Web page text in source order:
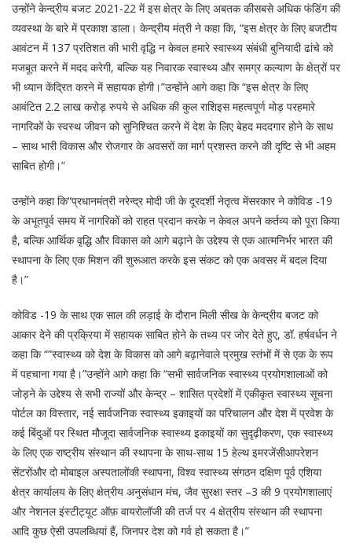
उन्होंने केन्द्रीय बजट 2021-22 में इस क्षेत्र के लिए अबतक कीसबसे अधिक फंडिंग की
व्यवस्था के बारे में प्रकाश डाला। केन्द्रीय मंत्री ने कहा कि, “इस क्षेत्र के लिए बजटीय
आवंटन में 137 प्रतिशत की भारी वृद्धि न केवल हमारे स्वास्थ्य संबंधी बुनियादी ढांचे को
मजबूत करने में मदद करेगी, बल्कि यह निवारक स्वास्थ्य और समग्र कल्याण के क्षेत्रों पर
भी ध्यान केंद्रित करने में सहायक होगी।”उन्होंने आगे कहा कि “इस क्षेत्र के लिए
आवंटित 2.2 लाख करोड़ रुपये से अधिक की कुल राशिइस महत्वपूर्ण मोड़ परहमारे
नागरिकों के स्वस्थ जीवन को सुनिश्चित करने में देश के लिए बेहद मददगार होने के साथ
– साथ भारी विकास और रोजगार के अवसरों का मार्ग प्रशस्त करने की दृष्टि से भी अहम
साबित होगी।”
उन्होंने कहा कि“प्रधानमंत्री नरेन्द्र मोदी जी के दूरदर्शी नेतृत्व मेंसरकार ने कोविड -19
के अभूतपूर्व समय में नागरिकों को राहत प्रदान करके न केवल अपने कर्तव्य को पूरा किया
है, बल्कि आर्थिक वृद्धि और विकास को आगे बढ़ाने के उद्देश्य से एक आत्मनिर्भर भारत की
स्थापना के लिए एक मिशन की शुरूआत करके इस संकट को एक अवसर में बदल दिया
है।”
कोविड -19 के साथ एक साल की लड़ाई के दौरान मिली सीख के केन्द्रीय बजट को
आकार देने की प्रक्रिया में सहायक साबित होने के तथ्य पर जोर देते हुए, डॉ. हर्षवर्धन ने
कहा कि “”स्वास्थ्य को देश के विकास को आगे बढ़ानेवाले प्रमुख स्तंभों में से एक के रूप
में पहचाना गया है।”उन्होंने आगे कहा कि “सभी सार्वजनिक स्वास्थ्य प्रयोगशालाओं को
जोड़ने के उद्देश्य से सभी राज्यों और केन्द्र – शासित प्रदेशों में एकीकृत स्वास्थ्य सूचना
पोर्टल का विस्तार, नई सार्वजनिक स्वास्थ्य इकाइयों का परिचालन और देश में प्रवेश के
कई बिंदुओं पर स्थित मौजूदा सार्वजनिक स्वास्थ्य इकाइयों का सुदृढ़ीकरण, एक स्वास्थ्य
के लिए एक राष्ट्रीय संस्थान की स्थापना के साथ-साथ 15 हेल्थ इमरजेंसीआपरेशन
सेंटरोंऔर दो मोबाइल अस्पतालोंकी स्थापना, विश्व स्वास्थ्य संगठन दक्षिण पूर्व एशिया
क्षेत्र कार्यालय के लिए क्षेत्रीय अनुसंधान मंच, जैव सुरक्षा स्तर –3 की 9 प्रयोगशालाएं
और नेशनल इंस्टीट्यूट ऑफ़ वायरोलॉजी की तर्ज पर 4 क्षेत्रीय संस्थान की स्थापना
आदि कुछ ऐसी उपलब्धियां हैं, जिनपर देश को गर्व हो सकता है।”